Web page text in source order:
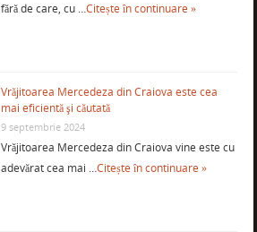
fără de care, cu …Citește în continuare »
Vrăjitoarea Mercedeza din Craiova este cea
mai eficientă şi căutată
9 septembrie 2024
Vrăjitoarea Mercedeza din Craiova vine este cu
adevărat cea mai …Citește în continuare »